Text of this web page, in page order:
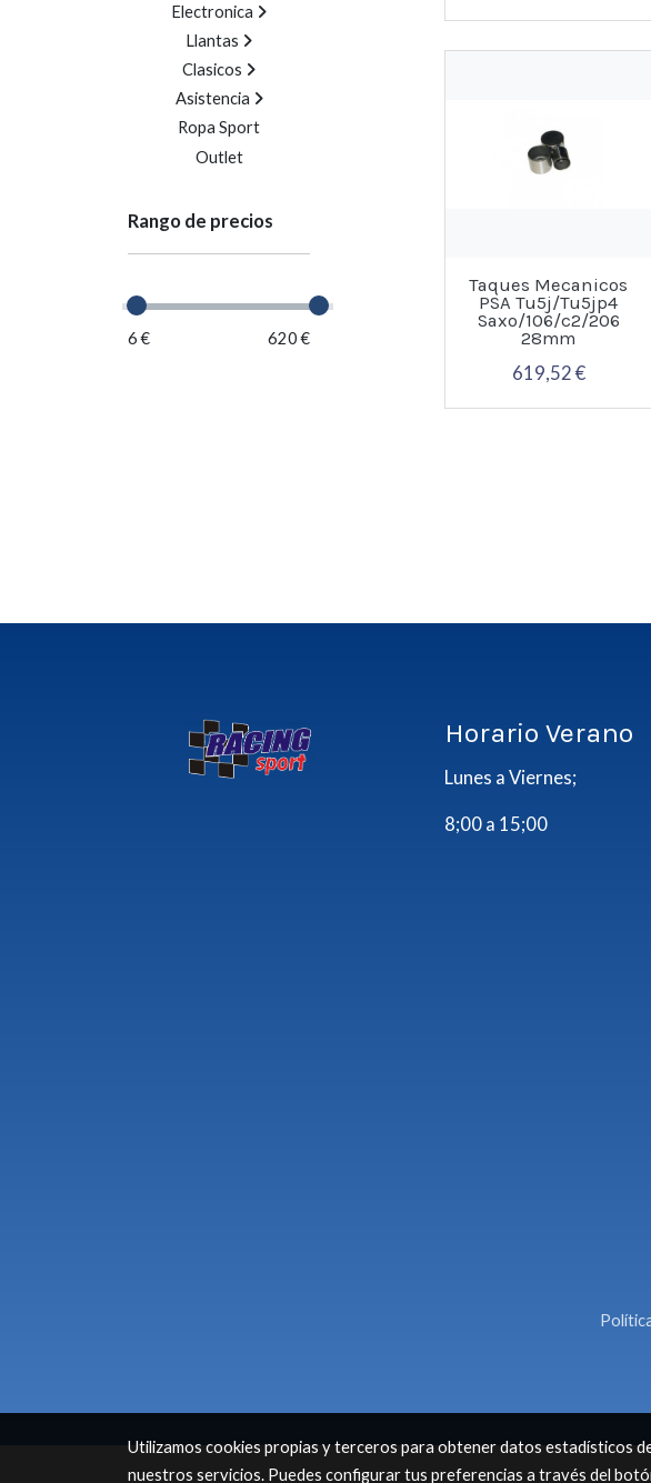
Electronica
Llantas
Clasicos
Asistencia
Ropa Sport
Outlet
Rango de precios
6 € 620 €
Taques Mecanicos
PSA Tu5j/Tu5jp4
Saxo/106/c2/206
28mm
619,52 €
Horario Verano
Lunes a Viernes;
8;00 a 15;00
Utilizamos cookies propias y terceros para obtener datos estadísticos
nuestros servicios. Puedes configurar tus preferencias a través del